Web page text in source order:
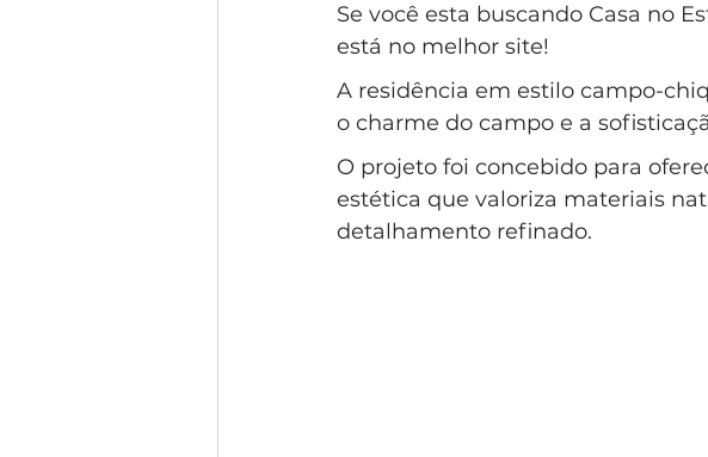
condomínio Mont Blanc Casa Neoclássica
Condomínio Gramado Estilo Clássico
Condomínio Swiss Park Condomínio Sainte
Se você esta buscando Casa no
está no melhor site!
A residência em estilo campo-
o charme do campo e a
O projeto foi concebido para
estética que valoriza materiais
detalhamento refinado.